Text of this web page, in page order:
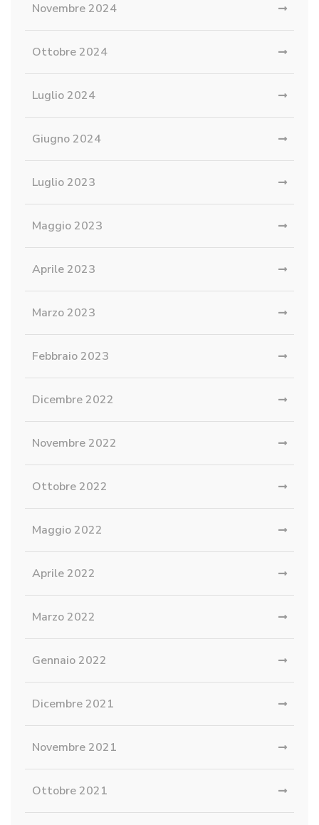
Novembre 2024
Ottobre 2024
Luglio 2024
Giugno 2024
Luglio 2023
Maggio 2023
Aprile 2023
Marzo 2023
Febbraio 2023
Dicembre 2022
Novembre 2022
Ottobre 2022
Maggio 2022
Aprile 2022
Marzo 2022
Gennaio 2022
Dicembre 2021
Novembre 2021
Ottobre 2021